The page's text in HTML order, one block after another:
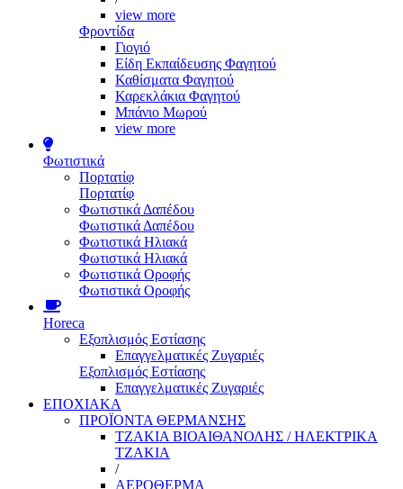
view more
Φροντίδα
Γιογιό
Είδη Εκπαίδευσης Φαγητού
Καθίσματα Φαγητού
Καρεκλάκια Φαγητού
Μπάνιο Μωρού
view more
Φωτιστικά
Πορτατίφ
Πορτατίφ
Φωτιστικά Δαπέδου
Φωτιστικά Δαπέδου
Φωτιστικά Ηλιακά
Φωτιστικά Ηλιακά
Φωτιστικά Οροφής
Φωτιστικά Οροφής
Horeca
Εξοπλισμός Εστίασης
Επαγγελματικές Ζυγαριές
Εξοπλισμός Εστίασης
Επαγγελματικές Ζυγαριές
ΕΠΟΧΙΑΚΑ
ΠΡΟΪΟΝΤΑ ΘΕΡΜΑΝΣΗΣ
ΤΖΑΚΙΑ ΒΙΟΑΙΘΑΝΟΛΗΣ / ΗΛΕΚΤΡΙΚΑ
ΤΖΑΚΙΑ
/
ΑΕΡΟΘΕΡΜΑ